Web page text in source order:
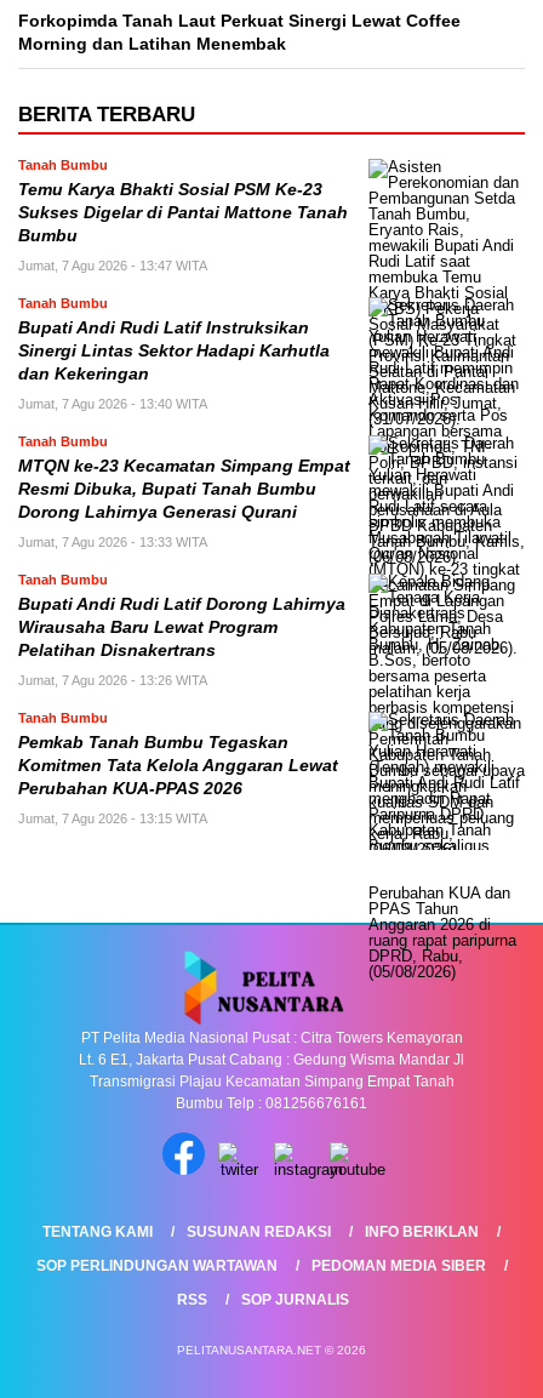
Forkopimda Tanah Laut Perkuat Sinergi Lewat Coffee
Morning dan Latihan Menembak
BERITA TERBARU
Tanah Bumbu
Temu Karya Bhakti Sosial PSM Ke-23
Sukses Digelar di Pantai Mattone Tanah
Bumbu
Jumat, 7 Agu 2026 - 13:47 WITA
Tanah Bumbu
Bupati Andi Rudi Latif Instruksikan
Sinergi Lintas Sektor Hadapi Karhutla
dan Kekeringan
Jumat, 7 Agu 2026 - 13:40 WITA
Tanah Bumbu
MTQN ke-23 Kecamatan Simpang Empat
Resmi Dibuka, Bupati Tanah Bumbu
Dorong Lahirnya Generasi Qurani
Jumat, 7 Agu 2026 - 13:33 WITA
Tanah Bumbu
Bupati Andi Rudi Latif Dorong Lahirnya
Wirausaha Baru Lewat Program
Pelatihan Disnakertrans
Jumat, 7 Agu 2026 - 13:26 WITA
Tanah Bumbu
Pemkab Tanah Bumbu Tegaskan
Komitmen Tata Kelola Anggaran Lewat
Perubahan KUA-PPAS 2026
Jumat, 7 Agu 2026 - 13:15 WITA
PT Pelita Media Nasional Pusat : Citra Towers Kemayoran
Lt. 6 E1, Jakarta Pusat Cabang : Gedung Wisma Mandar Jl
Transmigrasi Plajau Kecamatan Simpang Empat Tanah
Bumbu Telp : 081256676161
TENTANG KAMI SUSUNAN REDAKSI
INFO BERIKLAN
SOP PERLINDUNGAN WARTAWAN
PEDOMAN MEDIA SIBER
RSS
SOP JURNALIS
PELITANUSANTARA.NET © 2026